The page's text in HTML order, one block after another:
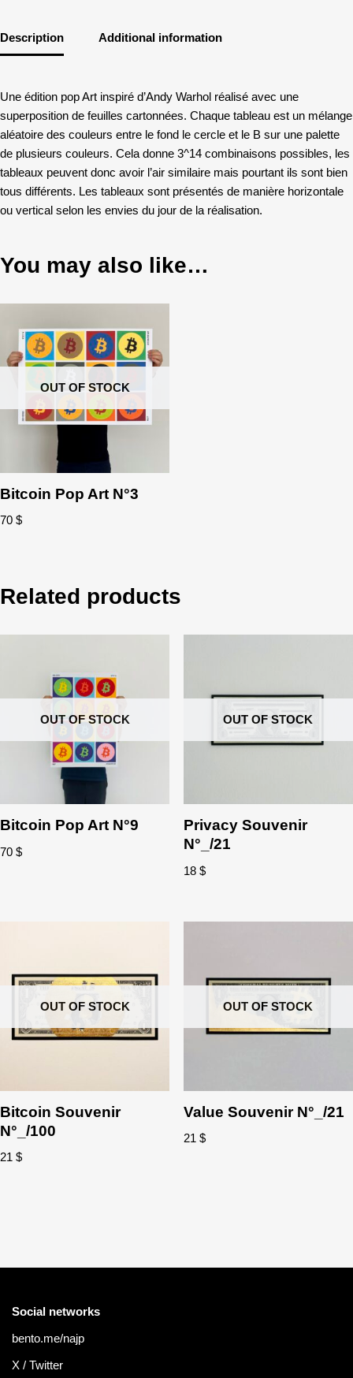
Description Additional information
Une édition pop Art inspiré d’Andy Warhol réalisé avec une
superposition de feuilles cartonnées. Chaque tableau est un mélange
aléatoire des couleurs entre le fond le cercle et le B sur une palette
de plusieurs couleurs. Cela donne 3^14 combinaisons possibles, les
tableaux peuvent donc avoir l’air similaire mais pourtant ils sont bien
tous différents. Les tableaux sont présentés de manière horizontale
ou vertical selon les envies du jour de la réalisation.
You may also like…
OUT OF STOCK
Bitcoin Pop Art N°3
70 $
Related products
OUT OF STOCK
Bitcoin Pop Art N°9
70 $
OUT OF STOCK
Privacy Souvenir
N°_/21
18 $
OUT OF STOCK
Bitcoin Souvenir
N°_/100
21 $
OUT OF STOCK
Value Souvenir N°_/21
21 $
Social networks
bento.me/najp
X / Twitter